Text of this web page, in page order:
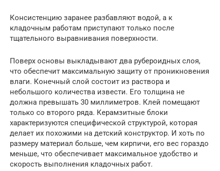
Консистенцию заранее разбавляют водой, а к
кладочным работам приступают только после
тщательного выравнивания поверхности.
Поверх основы выкладывают два рубероидных слоя,
что обеспечит максимальную защиту от проникновения
влаги. Конечный слой состоит из раствора и
небольшого количества извести. Его толщина не
должна превышать 30 миллиметров. Клей помещают
только со второго ряда. Керамзитные блоки
характеризуются специфической структурой, которая
делает их похожими на детский конструктор. И хоть по
размеру материал больше, чем кирпичи, его вес гораздо
меньше, что обеспечивает максимальное удобство и
скорость выполнения кладочных работ.